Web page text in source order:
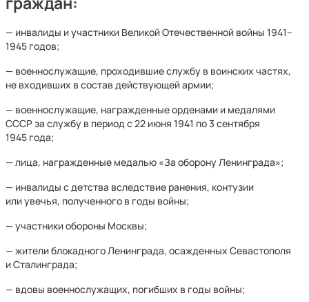
— инвалиды и участники Великой Отечественной войны 1941–
1945 годов;
— военнослужащие, проходившие службу в воинских частях,
не входивших в состав действующей армии;
— военнослужащие, награжденные орденами и медалями
СССР за службу в период с 22 июня 1941 по 3 сентября
1945 года;
— лица, награжденные медалью «За оборону Ленинграда»;
— инвалиды с детства вследствие ранения, контузии
или увечья, полученного в годы войны;
— участники обороны Москвы;
— жители блокадного Ленинграда, осажденных Севастополя
и Сталинграда;
— вдовы военнослужащих, погибших в годы войны;